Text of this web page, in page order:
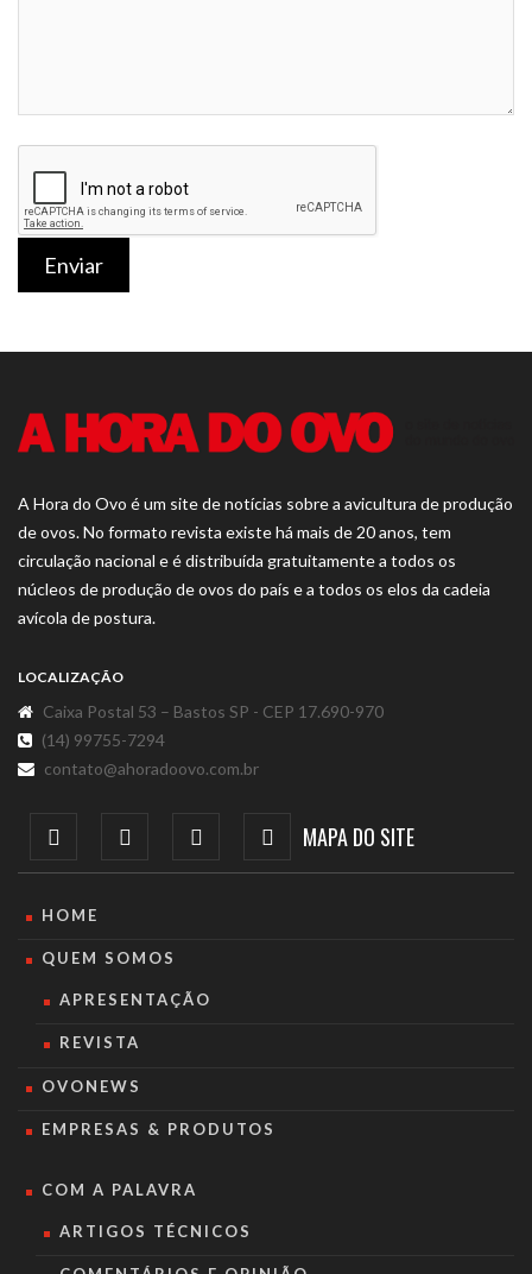
Enviar
A Hora do Ovo é um site de notícias sobre a avicultura de produção
de ovos. No formato revista existe há mais de 20 anos, tem
circulação nacional e é distribuída gratuitamente a todos os
núcleos de produção de ovos do país e a todos os elos da cadeia
avícola de postura.
LOCALIZAÇÃO
Caixa Postal 53 – Bastos SP - CEP 17.690-970
(14) 99755-7294
contato@ahoradoovo.com.br
MAPA DO SITE
HOME
QUEM SOMOS
APRESENTAÇÃO
REVISTA
OVONEWS
EMPRESAS & PRODUTOS
COM A PALAVRA
ARTIGOS TÉCNICOS